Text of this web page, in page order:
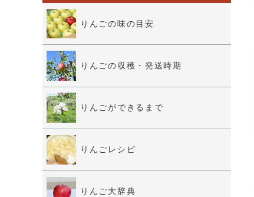
りんごの味の目安
りんごの収穫・発送時期
りんごができるまで
りんごレシピ
りんご大辞典